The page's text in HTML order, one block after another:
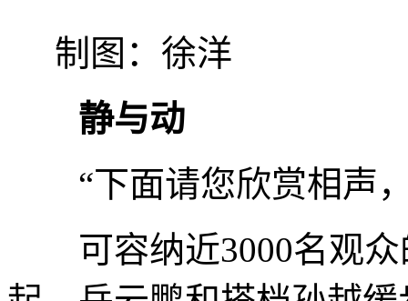
制图：徐洋
静与动
“下面请您欣赏相声，
可容纳近3000名观众